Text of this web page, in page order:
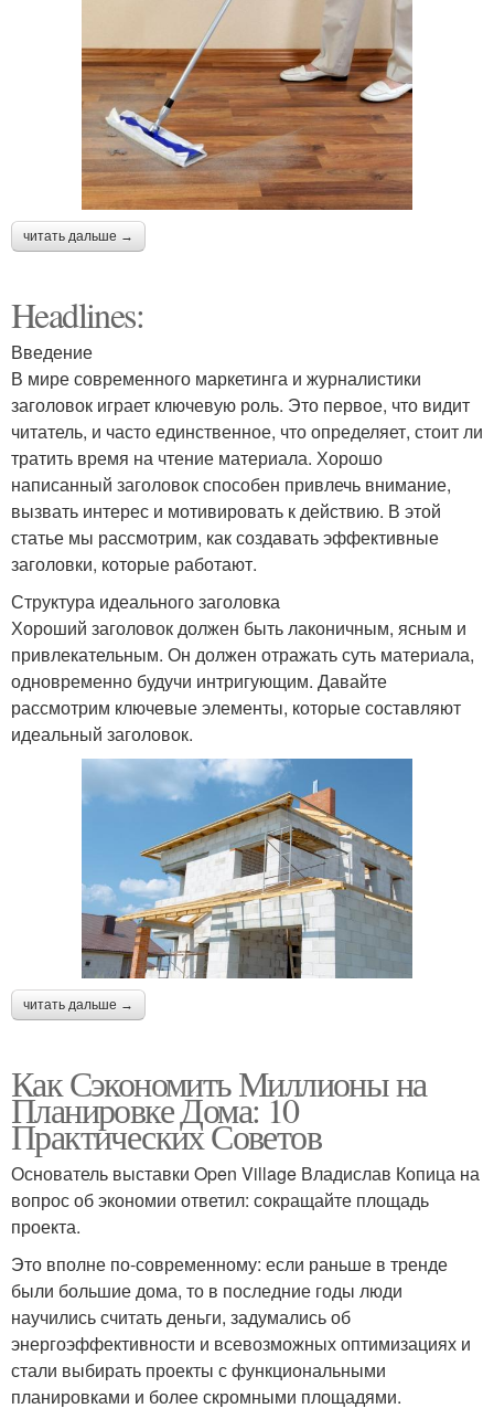
читать дальше →
Headlines:
Введение
В мире современного маркетинга и журналистики
заголовок играет ключевую роль. Это первое, что видит
читатель, и часто единственное, что определяет, стоит ли
тратить время на чтение материала. Хорошо
написанный заголовок способен привлечь внимание,
вызвать интерес и мотивировать к действию. В этой
статье мы рассмотрим, как создавать эффективные
заголовки, которые работают.
Структура идеального заголовка
Хороший заголовок должен быть лаконичным, ясным и
привлекательным. Он должен отражать суть материала,
одновременно будучи интригующим. Давайте
рассмотрим ключевые элементы, которые составляют
идеальный заголовок.
читать дальше →
Как Сэкономить Миллионы на
Планировке Дома: 10
Практических Советов
Основатель выставки Open Village Владислав Копица на
вопрос об экономии ответил: сокращайте площадь
проекта.
Это вполне по-современному: если раньше в тренде
были большие дома, то в последние годы люди
научились считать деньги, задумались об
энергоэффективности и всевозможных оптимизациях и
стали выбирать проекты с функциональными
планировками и более скромными площадями.